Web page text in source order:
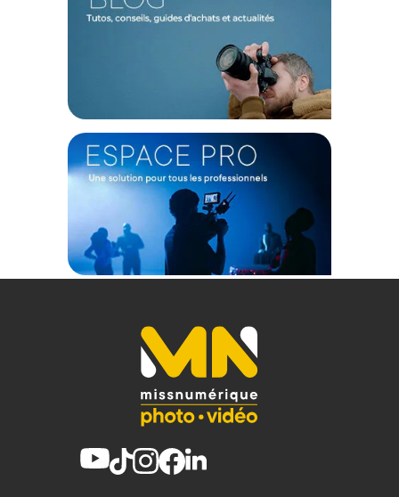
(1) Offre valable jusqu'au 31 Décembre 2030 à partir de 49 euros
relais situé en France continentale uniquement, valable uniquement
sur les produits de moins de 1m et moins de 20Kg.
(2) Nombre de points Fidélité estimés, hors remises au panier, basé
sur le prix TTC en €, les points seront effectivement calculés dans le